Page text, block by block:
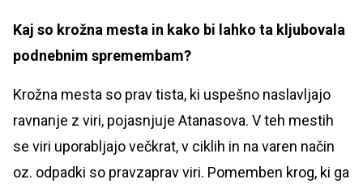
Kaj so krožna mesta in kako bi lahko ta kljubovala
podnebnim spremembam?
Krožna mesta so prav tista, ki uspešno naslavljajo
ravnanje z viri, pojasnjuje Atanasova. V teh mestih
se viri uporabljajo večkrat, v ciklih in na varen način
oz. odpadki so pravzaprav viri. Pomemben krog, ki ga